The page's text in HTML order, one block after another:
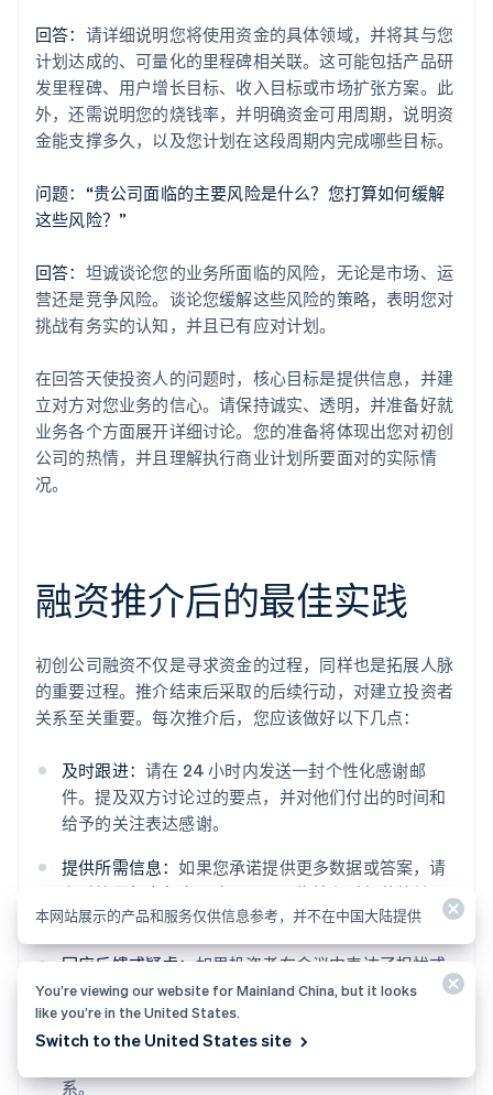
回答： 请详细说明您将使用资金的具体领域，并将其与您
计划达成的、可量化的里程碑相关联。这可能包括产品研
发里程碑、用户增长目标、收入目标或市场扩张方案。此
外，还需说明您的烧钱率，并明确资金可用周期，说明资
金能支撑多久，以及您计划在这段周期内完成哪些目标。
问题：“贵公司面临的主要风险是什么？您打算如何缓解
这些风险？”
回答： 坦诚谈论您的业务所面临的风险，无论是市场、运
营还是竞争风险。谈论您缓解这些风险的策略，表明您对
挑战有务实的认知，并且已有应对计划。
在回答天使投资人的问题时，核心目标是提供信息，并建
立对方对您业务的信心。请保持诚实、透明，并准备好就
业务各个方面展开详细讨论。您的准备将体现出您对初创
公司的热情，并且理解执行商业计划所要面对的实际情
况。
融资推介后的最佳实践
初创公司融资不仅是寻求资金的过程，同样也是拓展人脉
的重要过程。推介结束后采取的后续行动，对建立投资者
关系至关重要。每次推介后，您应该做好以下几点：
及时跟进： 请在 24 小时内发送一封个性化感谢邮
件。提及双方讨论过的要点，并对他们付出的时间和
给予的关注表达感谢。
提供所需信息：如果您承诺提供更多数据或答案，请
在后续回复中包含。这显示了可靠性和对细节的关
注。
回应反馈或疑虑：如果投资者在会议中表达了担忧或
提供了反馈，请在后续沟通中回应这些问题。
保持对话开放：询问是否可以发送您初创公司进展的
系。
本网站展示的产品和服务仅供信息参考，并不在中国大陆提供
You’re viewing our website for Mainland China, but it looks
like you’re in the United States.
Switch to the United States site